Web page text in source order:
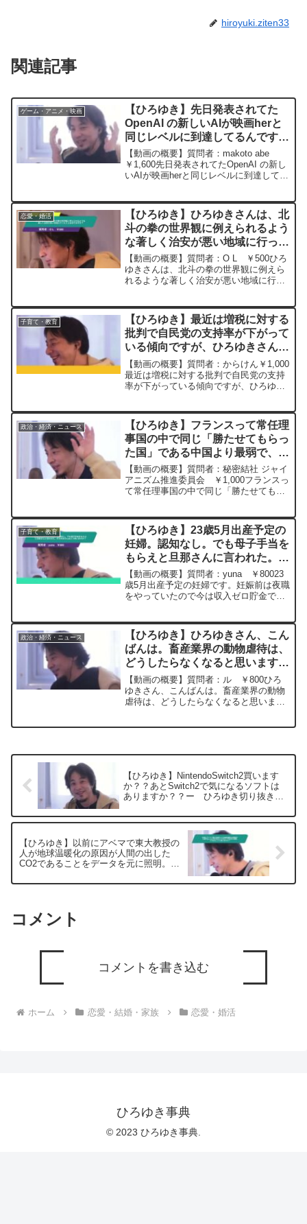
hiroyuki.ziten33
関連記事
ゲーム・アニメ・映画
【ひろゆき】先日発表されてた
OpenAI の新しいAIが映画herと
同じレベルに到達してるんですが
ITエンジニア職の寿命は後何年だ
と思いますか？ー ひろゆき切り
抜き 20240516
【動画の概要】質問者：makoto abe
￥1,600先日発表されてたOpenAI の新し
いAIが映画herと同じレベルに到達してる
い理由を探す人が出世する。La ...
恋愛・婚活
【ひろゆき】ひろゆきさんは、北
斗の拳の世界観に例えられるよう
な著しく治安が悪い地域に行った
ことはありますか？ ー ひろゆ
き切り抜き 20231028
【動画の概要】質問者：O L ￥500ひろ
ゆきさんは、北斗の拳の世界観に例えら
れるような著しく治安が悪い地域に行っ
をABEMAで言っていたような気して、
すげーくだらね...
子育て・教育
【ひろゆき】最近は増税に対する
批判で自民党の支持率が下がって
いる傾向ですが、ひろゆきさんは
増税についてどう考えてますか？
ー ひろゆき切り抜き
20230728
【動画の概要】質問者：からけん￥1,000
最近は増税に対する批判で自民党の支持
率が下がっている傾向ですが、ひろゆき
が生かさず殺さずでちょうどよいのかな
と考えているので...
政治・経済・ニュース
【ひろゆき】フランスって常任理
事国の中で同じ「勝たせてもらっ
た国」である中国より最弱で、う
っかり核保有国であることを忘れ
てしまいそうなくらい影が薄い。
ー ひろゆき切り抜き
【動画の概要】質問者：秘密結社 ジャイ
アニズム推進委員会 ￥1,000フランスっ
て常任理事国の中で同じ「勝たせてもら
うなくらい影が薄い。元動画：釣りを教
えると一生食べら...
子育て・教育
【ひろゆき】23歳5月出産予定の
妊婦。認知なし。でも母子手当を
もらえと旦那さんに言われた。ひ
ろゆきさんはどう思いますか？
ー ひろゆき切り抜き
20240314
【動画の概要】質問者：yuna ￥80023
歳5月出産予定の妊婦です。妊娠前は夜職
をやっていたので今は収入ゼロ貯金でや
と旦那さんに言われました。ひろゆきさ
んはどう思いま...
政治・経済・ニュース
【ひろゆき】ひろゆきさん、こん
ばんは。畜産業界の動物虐待は、
どうしたらなくなると思います
か。ー ひろゆき切り抜き
20240516
【動画の概要】質問者：ル ￥800ひろ
ゆきさん、こんばんは。畜産業界の動物
虐待は、どうしたらなくなると思います
【ひろゆき】NintendoSwitch2買います
か？？あとSwitch2で気になるソフトは
ありますか？？ー ひろゆき切り抜き
【ひろゆき】以前にアベマで東大教授の
人が地球温暖化の原因が人間の出した
CO2であることをデータを元に照明。こ
切り抜き 20250217
コメント
コメントを書き込む
ホーム 恋愛・結婚・家族 恋愛・婚活
ひろゆき事典
© 2023 ひろゆき事典.